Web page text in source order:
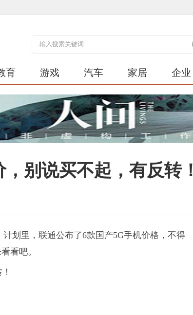
育 游戏 汽车 家居 企业
别说买不起，有反转！
划里，联通公布了6款国产5G手机价格，不得
看吧。